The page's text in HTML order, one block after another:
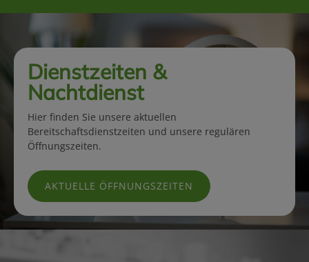
Dienstzeiten &
Nachtdienst
Hier finden Sie unsere aktuellen
Bereitschaftsdienstzeiten und unsere regulären
Öffnungszeiten.
AKTUELLE ÖFFNUNGSZEITEN